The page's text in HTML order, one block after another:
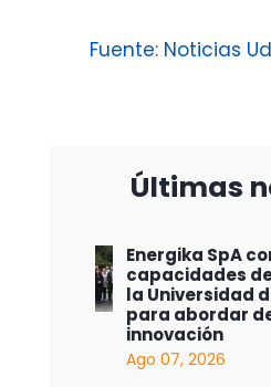
Fuente: Noticias
Últimas
Energika SpA
capacidades
la Universidad
para abordar
innovación
Ago 07, 2026